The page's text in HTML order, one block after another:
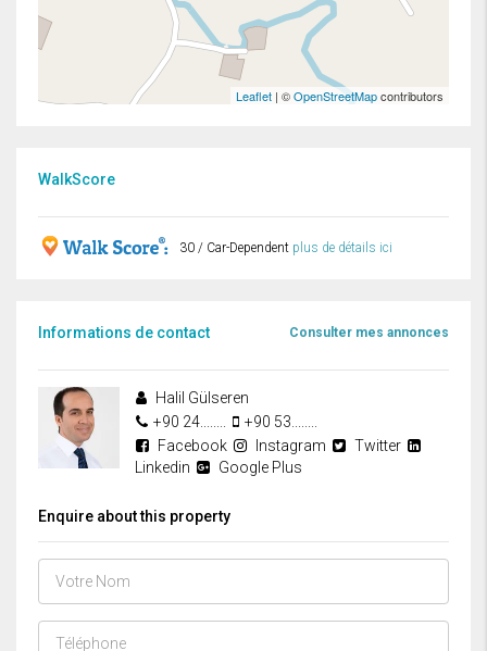
Leaflet | ©OpenStreetMapcontributors
WalkScore
30 / Car-Dependent plus de détails ici
Informations de contact Consulter mes annonces
Halil Gülseren
+90 24........
+90 53........
Facebook
Instagram
Twitter
Linkedin
Google Plus
Enquire about this property